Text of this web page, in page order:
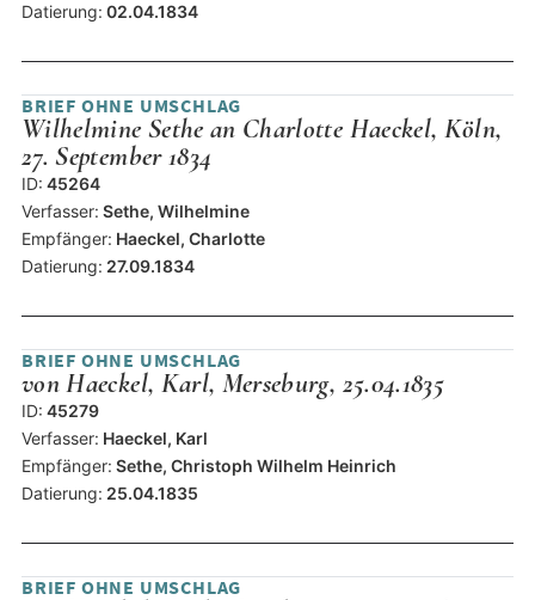
Datierung: 02.04.1834
BRIEF OHNE UMSCHLAG
Wilhelmine Sethe an Charlotte Haeckel, Köln,
27. September 1834
ID: 45264
Verfasser: Sethe, Wilhelmine
Empfänger: Haeckel, Charlotte
Datierung: 27.09.1834
BRIEF OHNE UMSCHLAG
von Haeckel, Karl, Merseburg, 25.04.1835
ID: 45279
Verfasser: Haeckel, Karl
Empfänger: Sethe, Christoph Wilhelm Heinrich
Datierung: 25.04.1835
BRIEF OHNE UMSCHLAG